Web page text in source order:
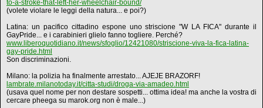
to-a-stroke-that-left-her-wheelchair-bound/
(volete violare le leggi della natura... e poi?)
Latina: un pacifico cittadino espone uno striscione "W LA FICA" durante il
GayPride... e i carabinieri glielo fanno togliere. Perché?
www.liberoquotidiano.it/news/sfoglio/12421080/striscione-viva-la-fica-latina-
gay-pride.html
Son discriminazioni.
Milano: la polizia ha finalmente arrestato... AJEJE BRAZORF!
lambrate.milanotoday.it/citta-studi/droga-via-amadeo.html
(usava quel nome per non destare sospetti... ottima idea! ma anche la vostra di
cercare pheega su marok.org non è male...)